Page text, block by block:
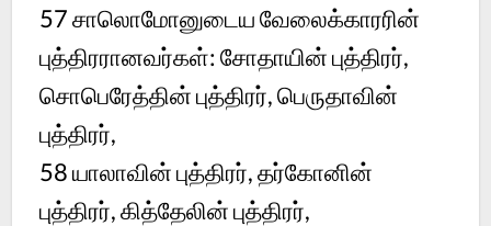
57 சாலொமோனுடைய வேலைக்காரரின்
புத்திரரானவர்கள்: சோதாயின் புத்திரர்,
சொபெரேத்தின் புத்திரர், பெருதாவின்
புத்திரர்,
58 யாலாவின் புத்திரர், தர்கோனின்
புத்திரர், கித்தேலின் புத்திரர்,